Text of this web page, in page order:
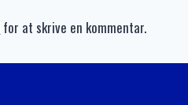
for at skrive en kommentar.